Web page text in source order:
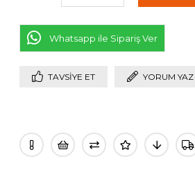
Whatsapp ile Sipariş Ver
TAVSIYE ET YORUM YAZ